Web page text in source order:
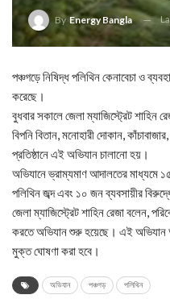
By Energy Bangla
পঞ্চগড়ে নিষিদ্ধ পলিথিন কেনাবেচা ও
করেছে।
বুধবার সকালে জেলা ম্যাজিস্ট্রেট শাহিন
বিপনি বিতান, মনোহারী দোকান,
প্রতিষ্ঠানে এই অভিযান চালানো হয়।
অভিযানে ভ্রাম্যমাণ আদালতের মাধ্যমে
পলিথিন জব্দ এবং ১০ জন ব্যবসায়ীর
জেলা ম্যাজিস্ট্রেট শাহিন রেজা বলেন,
করতে অভিযান শুরু হয়েছে। এই অভিযান
মুক্ত ঘোষণা করা হবে।
অভিযান পঞ্চগড় পলিথিন